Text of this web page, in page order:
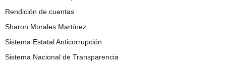
Rendición de cuentas
Sharon Morales Martínez
Sistema Estatal Anticorrupción
Sistema Nacional de Transparencia